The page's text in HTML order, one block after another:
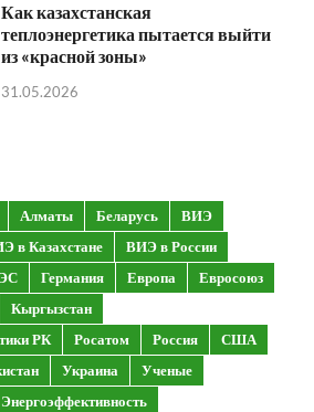
Как казахстанская
теплоэнергетика пытается выйти
из «красной зоны»
31.05.2026
Алматы Беларусь
ВИЭ
в Казахстане
ВИЭ в России
Германия Европа
Евросоюз
Кыргызстан
РК
Росатом Россия
США
Украина
Ученые
Энергоэффективность